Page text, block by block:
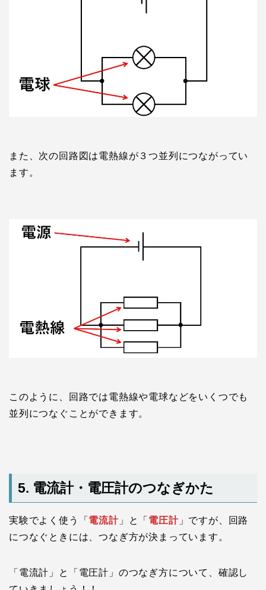
また、次の回路図は電熱線が３つ並列につながってい
ます。
このように、回路では電熱線や電球などをいくつでも
並列につなぐことができます。
5. 電流計・電圧計のつなぎかた
実験でよく使う「 電流計」と「 電圧計」ですが、回路
につなぐときには、つなぎ方が決まっています。
「電流計」と「電圧計」のつなぎ方について、確認し